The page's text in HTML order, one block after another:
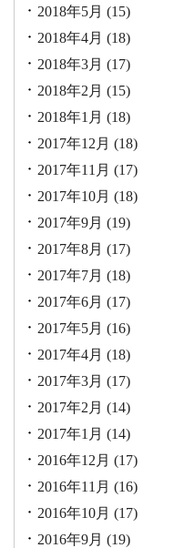
2018年5月 (15)
2018年4月 (18)
2018年3月 (17)
2018年2月 (15)
2018年1月 (18)
2017年12月 (18)
2017年11月 (17)
2017年10月 (18)
2017年9月 (19)
2017年8月 (17)
2017年7月 (18)
2017年6月 (17)
2017年5月 (16)
2017年4月 (18)
2017年3月 (17)
2017年2月 (14)
2017年1月 (14)
2016年12月 (17)
2016年11月 (16)
2016年10月 (17)
2016年9月 (19)